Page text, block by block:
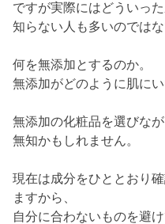
ですが実際にはどういっ
知らない人も多いのではな
何を無添加とするのか。
無添加がどのように肌にい
無添加の化粧品を選びな
無知かもしれません。
現在は成分をひととおり
ますから、
自分に合わないものを避